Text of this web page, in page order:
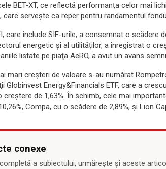
BET-XT, ce reflectă performanţa celor mai
care serveşte ca reper pentru randamentul
care include SIF-urile, a consemnat o scădere
energetic şi al utilităţilor, a înregistrat o
listate pe piaţa AeRO, a avut un avans
mari creşteri de valoare s-au numărat
Globinvest Energy&Financials ETF, care a
creştere de 1,63%. În schimb, cele mai
Compa, cu o scădere de 2,89%, şi Lion
conexe
a subiectului, urmărește și aceste